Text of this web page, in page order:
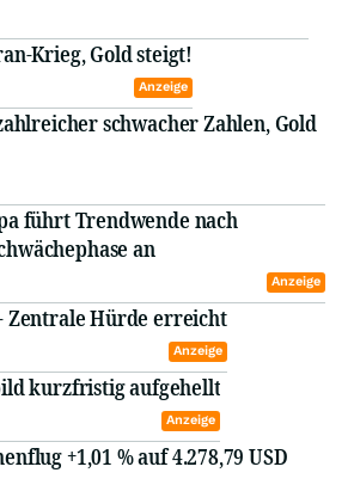
Krieg, Gold steigt!
Anzeige
schwacher Zahlen, Gold
führt Trendwende nach
an
Anzeige
Zentrale Hürde erreicht
Anzeige
kurzfristig aufgehellt
Anzeige
+1,01 % auf 4.278,79 USD